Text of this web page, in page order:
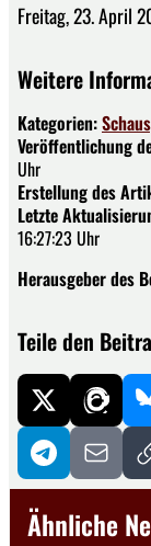
Freitag, 23. April
Weitere
Kategorien:
Veröffentlichung
Uhr
Erstellung des
Letzte
16:27:23 Uhr
Herausgeber des
Teile den
Ähnliche